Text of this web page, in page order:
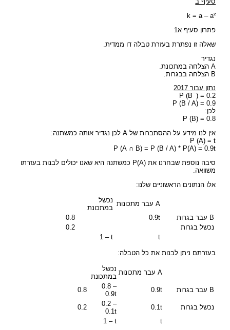
k = a – a²
פתרון סעיף א1
שאלה זו נפתרת בעזרת טבלה דו ממדית.
נגדיר
A הצלחה במתכונת.
B הצלחה בבגרות.
נתון עבור 2017
P (B¯) = 0.2
P (B / A) = 0.9
לכן:
P (B) = 0.8
אין לנו מידע על ההסתברות של A לכן נגדיר אותה כמשתנה:
P (A) = t
P (A ∩ B) = P (B / A) * P(A) = 0.9t
סיבה נוספת שבחרנו את P(A) כמשתנה היא שאנו יכולים לבנות בעזרתו
משוואה.
אלו הנתונים הראשוניים שלנו:
A עבר מתכונות
נכשל
במתכונת
B עבר בגרות
0.9t
0.8
נכשל בגרות
0.2
t
1 – t
בעזרתם ניתן לבנות את כל הטבלה:
A עבר מתכונות
נכשל
במתכונת
B עבר בגרות
0.9t
0.8 –
0.9t
0.8
נכשל בגרות 0.1t
0.2 –
0.1t
0.2
t
1 – t